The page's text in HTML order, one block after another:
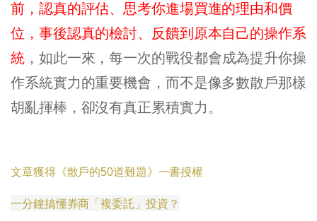
前，認真的評估、思考你進場買進的理由和價
位，事後認真的檢討、反饋到原本自己的操作系
統，如此一來，每一次的戰役都會成為提升你操
作系統實力的重要機會，而不是像多數散戶那樣
胡亂揮棒，卻沒有真正累積實力。
文章獲得《散戶的50道難題》一書授權
一分鐘搞懂券商「複委託」投資？